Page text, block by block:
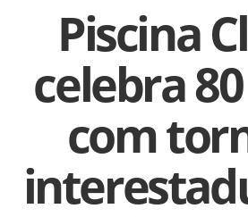
Piscina
celebra
com